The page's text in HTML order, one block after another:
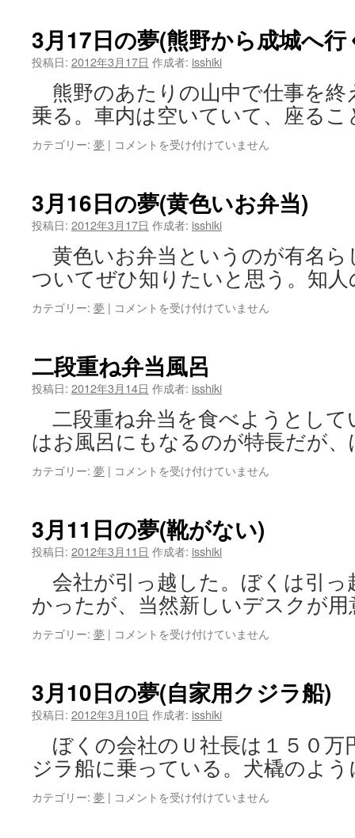
は
の
夢
ス
カ
レ
ー
タ
走)
は
3月17日の夢(熊野から成城へ行
投稿日: 2012年3月17日 作成者: isshiki
熊野のあたりの山中で仕事を終
乗る。車内は空いていて、座る
カテゴリー: 夢 | 3
の
夢
野
か
ら
成
城
く
電
車)
は
コメントを受け付けていません
3月16日の夢(黄色いお弁当)
投稿日: 2012年3月17日 作成者: isshiki
黄色いお弁当というのが有名ら
ついてぜひ知りたいと思う。知
カテゴリー: 夢 | 3
の
夢
色
い
お
弁
当)
コメントを受け付けていません
二段重ね弁当風呂
投稿日: 2012年3月14日 作成者: isshiki
二段重ね弁当を食べようとして
はお風呂にもなるのが特長だが
カテゴリー: 夢 | 二
弁
当
呂
は
コメントを受け付けていません
3月11日の夢(靴がない)
投稿日: 2012年3月11日 作成者: isshiki
会社が引っ越した。ぼくは引っ
かったが、当然新しいデスクが
カテゴリー: 夢 | 3
の
夢
が
な
い)
は
コメントを受け付けていません
3月10日の夢(自家用クジラ船)
投稿日: 2012年3月10日 作成者: isshiki
ぼくの会社のＵ社長は１５０万
ジラ船に乗っている。犬橇のよ
カテゴリー: 夢 | 3
コメントを受け付けていません